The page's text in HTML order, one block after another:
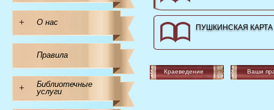
+ О нас
Правила
+
Библиотечные
услуги
ПУШКИНСКАЯ КАРТА
Краеведение Ваши